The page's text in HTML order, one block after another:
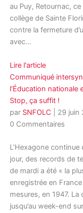
au Puy, Retournac,
collège de Sainte
contre la fermeture
avec…
Lire l'article
Communiqué
l’Éducation
Stop, ça suffit !
par SNFOLC 29 juin
0 Commentaires
L’Hexagone
jour, des records de
de mardi a été « la
enregistrée en
mesures, en 1947.
jusqu’au week-end